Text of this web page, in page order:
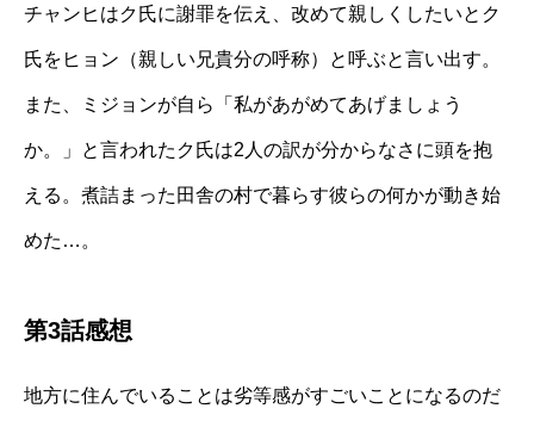
チャンヒはク氏に謝罪を伝え、改めて親しくしたいとク
氏をヒョン（親しい兄貴分の呼称）と呼ぶと言い出す。
また、ミジョンが自ら「私があがめてあげましょう
か。」と言われたク氏は2人の訳が分からなさに頭を抱
える。煮詰まった田舎の村で暮らす彼らの何かが動き始
めた…。
第3話感想
地方に住んでいることは劣等感がすごいことになるのだ